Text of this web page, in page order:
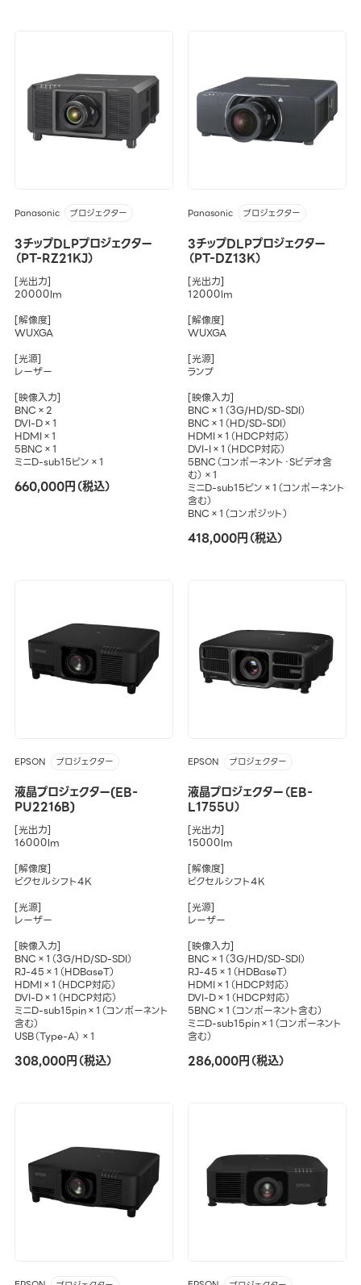
Panasonic プロジェクター
3チップDLPプロジェクター
（PT-RZ21KJ）
[光出力]
20000lm
[解像度]
WUXGA
[光源]
レーザー
[映像入力]
BNC×2
DVI-D×1
HDMI×1
5BNC×1
ミニD-sub15ピン×1
660,000円（税込）
Panasonic プロジェクター
3チップDLPプロジェクター
（PT-DZ13K）
[光出力]
12000lm
[解像度]
WUXGA
[光源]
ランプ
[映像入力]
BNC×1（3G/HD/SD-SDI）
BNC×1（HD/SD-SDI）
HDMI×1（HDCP対応）
DVI-I×1（HDCP対応）
5BNC（コンポーネント・Sビデオ含
む）×1
ミニD-sub15ピン×1（コンポーネント
含む）
BNC×1（コンポジット）
418,000円（税込）
EPSON プロジェクター
液晶プロジェクター(EB-
PU2216B)
[光出力]
16000lm
[解像度]
ピクセルシフト4K
[光源]
レーザー
[映像入力]
BNC×1（3G/HD/SD-SDI）
RJ-45×1（HDBaseT）
HDMI×1（HDCP対応）
DVI-D×1（HDCP対応）
ミニD-sub15pin×1（コンポーネント
含む）
USB（Type-A）×1
308,000円（税込）
EPSON プロジェクター
液晶プロジェクター（EB-
L1755U）
[光出力]
15000lm
[解像度]
ピクセルシフト4K
[光源]
レーザー
[映像入力]
BNC×1（3G/HD/SD-SDI）
RJ-45×1（HDBaseT）
HDMI×1（HDCP対応）
DVI-D×1（HDCP対応）
5BNC×1（コンポーネント含む）
ミニD-sub15pin×1（コンポーネント
含む）
286,000円（税込）